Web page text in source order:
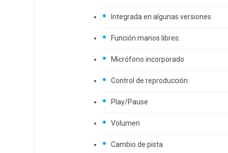
Integrada en algunas versiones
Función manos libres:
Micrófono incorporado
Control de reproducción:
Play/Pause
Volumen
Cambio de pista